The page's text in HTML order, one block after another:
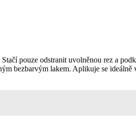
pouze odstranit uvolněnou rez a
bezbarvým lakem. Aplikuje se